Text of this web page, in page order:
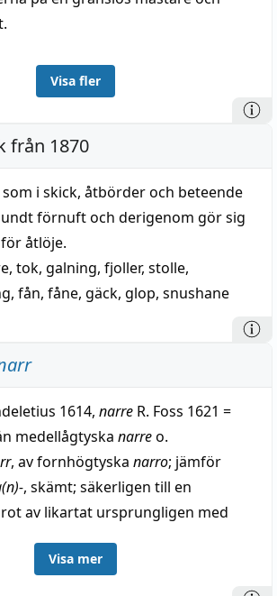
Visa fler
från 1870
som i skick, åtbörder och beteende
förnuft och derigenom gör sig
åtlöje.
, tok, galning, fjoller, stolle,
, fån, fåne, gäck, glop, snushane
1614, narre R. Foss 1621 =
medellågtyska narreo.
, av fornhögtyska narro; jämför
, skämt; säkerligen till en
av likartat ursprungligen med
, lustigt infall med mera
Visa mer